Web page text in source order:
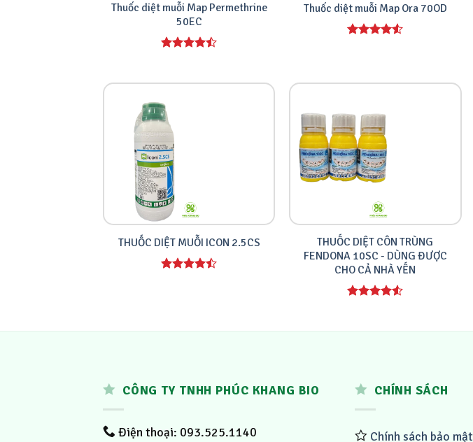
Thuốc diệt muỗi Map Permethrine
50EC
5 sao
Thuốc diệt muỗi Map Ora 70OD
THUỐC DIỆT MUỖI ICON 2.5CS
THUỐC DIỆT CÔN TRÙNG
FENDONA 10SC - DÙNG ĐƯỢC
CHO CẢ NHÀ YẾN
5 sao
CÔNG TY TNHH PHÚC KHANG BIO
Điện thoại: 093.525.1140
CHÍNH SÁCH
Chính sách bảo mật